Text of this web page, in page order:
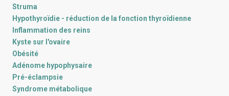
Struma
Hypothyroïdie - réduction de la fonction thyroïdienne
Inflammation des reins
Kyste sur l'ovaire
Obésité
Adénome hypophysaire
Pré-éclampsie
Syndrome métabolique